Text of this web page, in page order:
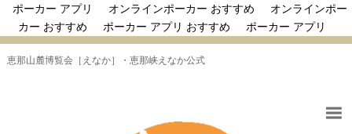
ポーカー アプリ オンラインポーカー おすすめ
オンラインポー
カー おすすめ
ポーカー アプリ おすすめ ポーカー アプリ
恵那山麓博覧会［えなか］・恵那峡えなか公式